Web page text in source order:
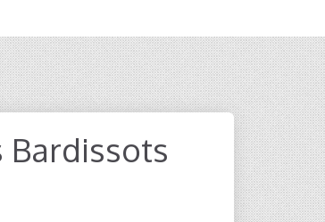
Bardissots